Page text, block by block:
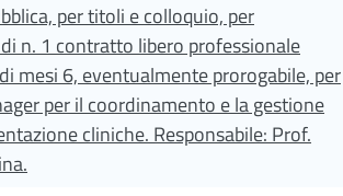
per titoli e colloquio, per
n. 1 contratto libero professionale
mesi 6, eventualmente prorogabile, per
per il coordinamento e la gestione
cliniche. Responsabile: Prof.